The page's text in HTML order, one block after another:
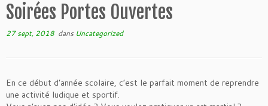
Soirées Portes Ouvertes
27 sept, 2018 dans Uncategorized
En ce début d’année scolaire, c’est le parfait moment de reprendre
une activité ludique et sportif.